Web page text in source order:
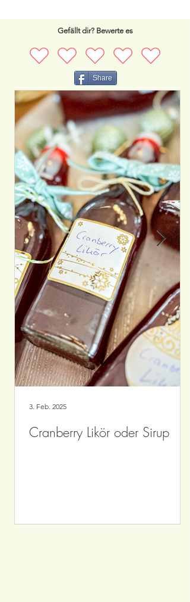
Gefällt dir? Bewerte es
Share
Cranberry Likör oder Sirup
3. Feb. 2025